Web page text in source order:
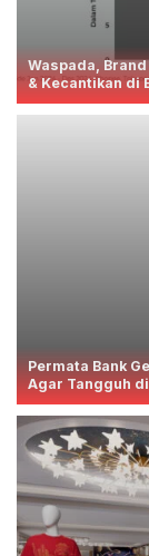
Waspada,
& Kecantikan di
Permata Bank
Agar Tangguh